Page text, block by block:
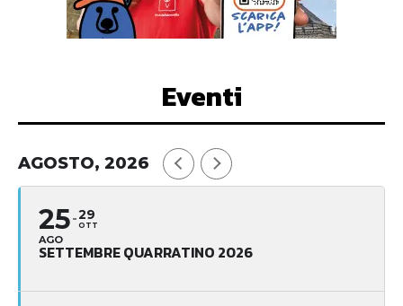
Eventi
AGOSTO, 2026
25
AGO
29
OTT
SETTEMBRE QUARRATINO 2026